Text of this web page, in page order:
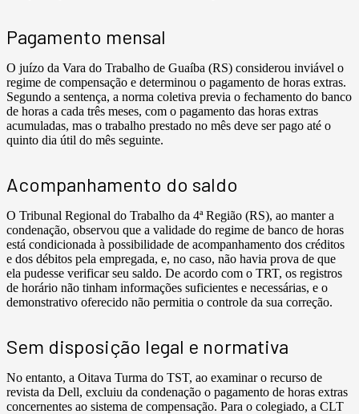
Pagamento mensal
O juízo da Vara do Trabalho de Guaíba (RS) considerou inviável o
regime de compensação e determinou o pagamento de horas extras.
Segundo a sentença, a norma coletiva previa o fechamento do banco
de horas a cada três meses, com o pagamento das horas extras
acumuladas, mas o trabalho prestado no mês deve ser pago até o
quinto dia útil do mês seguinte.
Acompanhamento do saldo
O Tribunal Regional do Trabalho da 4ª Região (RS), ao manter a
condenação, observou que a validade do regime de banco de horas
está condicionada à possibilidade de acompanhamento dos créditos
e dos débitos pela empregada, e, no caso, não havia prova de que
ela pudesse verificar seu saldo. De acordo com o TRT, os registros
de horário não tinham informações suficientes e necessárias, e o
demonstrativo oferecido não permitia o controle da sua correção.
Sem disposição legal e normativa
No entanto, a Oitava Turma do TST, ao examinar o recurso de
revista da Dell, excluiu da condenação o pagamento de horas extras
concernentes ao sistema de compensação. Para o colegiado, a CLT